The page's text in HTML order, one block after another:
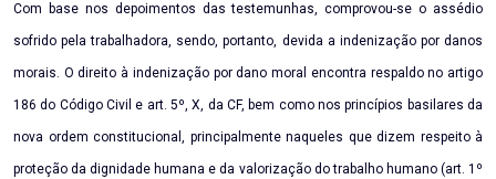
Com base nos depoimentos das testemunhas, comprovou-se o assédio
sofrido pela trabalhadora, sendo, portanto, devida a indenização por danos
morais. O direito à indenização por dano moral encontra respaldo no artigo
186 do Código Civil e art. 5º, X, da CF, bem como nos princípios basilares da
nova ordem constitucional, principalmente naqueles que dizem respeito à
proteção da dignidade humana e da valorização do trabalho humano (art. 1º